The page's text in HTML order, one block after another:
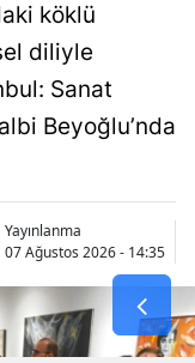
köklü
diliyle
Sanat
Beyoğlu’nda
Yayınlanma
07 Ağustos 2026 - 14:35